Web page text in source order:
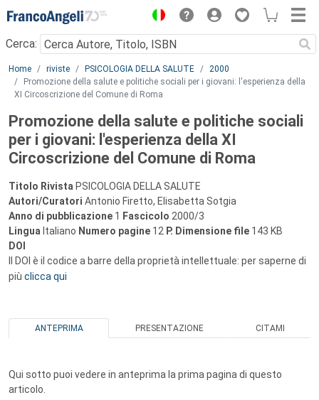
Menu
Cerca:
Main content
Home riviste PSICOLOGIA DELLA SALUTE
2000
Promozione della salute e politiche sociali per i giovani: l'esperienza della
XI Circoscrizione del Comune di Roma
Promozione della salute e politiche sociali
per i giovani: l'esperienza della XI
Circoscrizione del Comune di Roma
Titolo Rivista PSICOLOGIA DELLA SALUTE
Autori/Curatori Antonio Firetto, Elisabetta Sotgia
Anno di pubblicazione 1 Fascicolo 2000/3
Lingua Italiano Numero pagine 12 P. Dimensione file 143 KB
DOI
Il DOI è il codice a barre della proprietà intellettuale: per saperne di
più clicca qui
ANTEPRIMA PRESENTAZIONE CITAMI
Qui sotto puoi vedere in anteprima la prima pagina di questo
articolo.